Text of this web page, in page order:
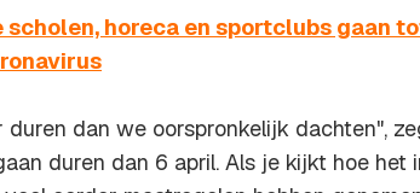
scholen, horeca en sportclubs gaan
dan we oorspronkelijk dachten",
duren dan 6 april. Als je kijkt hoe het